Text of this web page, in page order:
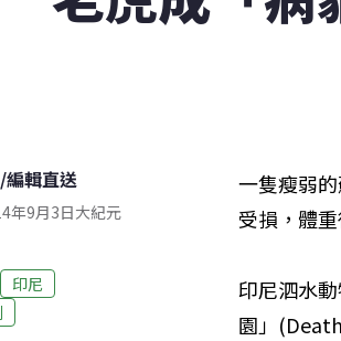
/編輯直送
年9月3日大紀元
印尼
一隻瘦弱
受損，體
印尼泗水
園」